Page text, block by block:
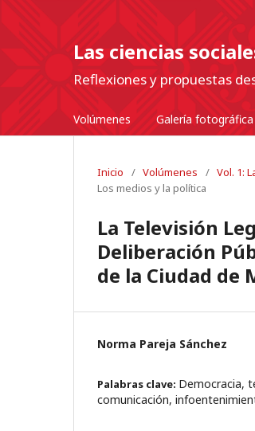
Las ciencias
Reflexiones y propuestas
Volúmenes Galería fotográfica
Inicio / Volúmenes / Vol. 1:
Los medios y la política
La Televisión
Deliberación
de la Ciudad de
Norma Pareja Sánchez
Palabras clave: Democracia,
comunicación,